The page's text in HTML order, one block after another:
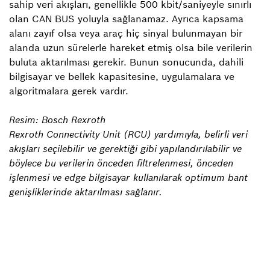
sahip veri akışları, genellikle 500 kbit/saniyeyle sınırlı
olan CAN BUS yoluyla sağlanamaz. Ayrıca kapsama
alanı zayıf olsa veya araç hiç sinyal bulunmayan bir
alanda uzun sürelerle hareket etmiş olsa bile verilerin
buluta aktarılması gerekir. Bunun sonucunda, dahili
bilgisayar ve bellek kapasitesine, uygulamalara ve
algoritmalara gerek vardır.
Resim: Bosch Rexroth
Rexroth Connectivity Unit (RCU) yardımıyla, belirli veri
akışları seçilebilir ve gerektiği gibi yapılandırılabilir ve
böylece bu verilerin önceden filtrelenmesi, önceden
işlenmesi ve edge bilgisayar kullanılarak optimum bant
genişliklerinde aktarılması sağlanır.